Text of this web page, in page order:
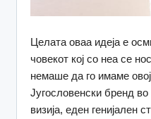
Целата оваа идеја е
човекот кој со неа се
немаше да го имаме
Југословенски бренд
визија, еден генијален